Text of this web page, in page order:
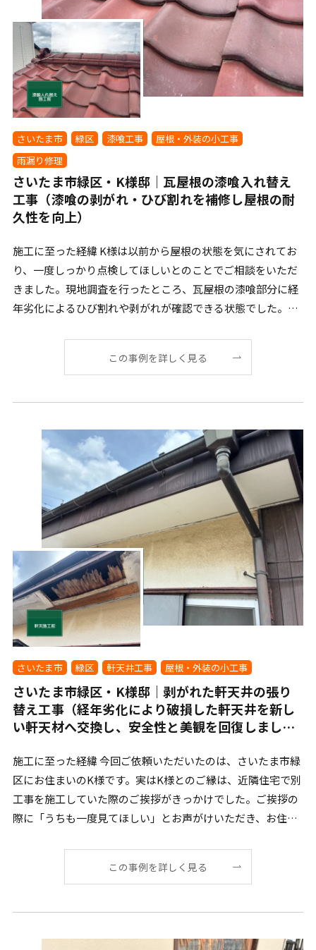
さいたま市 緑区 漆喰工事
屋根・外装の小工事
雨漏り修理
さいたま市緑区・K様邸｜瓦屋根の漆喰入れ替え
工事（漆喰の剥がれ・ひび割れを補修し屋根の耐
久性を向上）
施工に至った経緯 K様は以前から屋根の状態を気にされてお
り、一度しっかり点検してほしいとのことでご相談をいただ
きました。現地調査を行ったところ、瓦屋根の漆喰部分に経
年劣化によるひび割れや剥がれが確認できる状態でした。漆
この事例を詳しく見る
さいたま市 緑区 軒天井工事 屋根・外装の小工事
さいたま市緑区・K様邸｜剥がれた軒天井の張り
替え工事（経年劣化により破損した軒天井を新し
い軒天材へ交換し、安全性と美観を回復しまし
施工に至った経緯 今回ご依頼いただいたのは、さいたま市緑
区にお住まいのK様です。実はK様とのご縁は、近隣住宅で別
工事を施工していた際のご挨拶がきっかけでした。ご挨拶の
際に「うちも一度見てほしい」とお声がけいただき、お住ま
この事例を詳しく見る